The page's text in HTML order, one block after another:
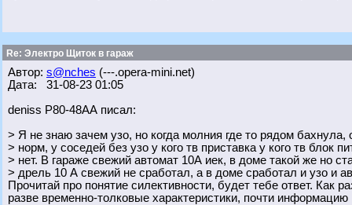
Re: Электро Щиток в гараж
Автор: s@nches (---.opera-mini.net)
Дата: 31-08-23 01:05
deniss Р80-48АА писал:
> Я не знаю зачем узо, но когда молния где то рядом бахнула,
> норм, у соседей без узо у кого тв приставка у кого тв блок
> нет. В гараже свежий автомат 10А иек, в доме такой же но
> дрель 10 А свежий не сработал, а в доме сработал и узо и
Прочитай про понятие силективности, будет тебе ответ. Как
разве временно-толковые характеристики, почти